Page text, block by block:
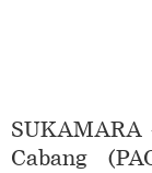
Cabang